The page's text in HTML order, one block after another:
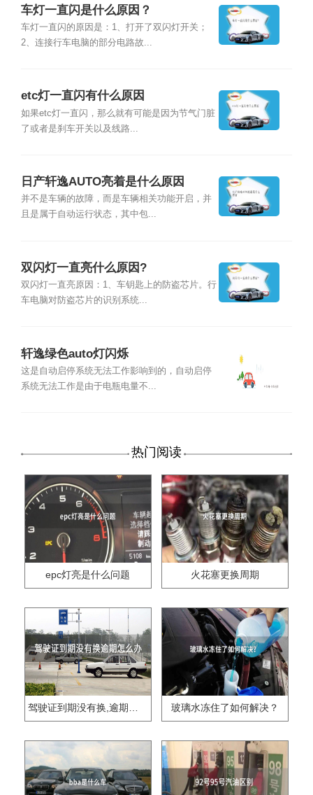
车灯一直闪是什么原因？
车灯一直闪的原因是：1、打开了双闪灯开关；
2、连接行车电脑的部分电路故...
etc灯一直闪有什么原因
如果etc灯一直闪，那么就有可能是因为节气门脏
了或者是刹车开关以及线路...
日产轩逸AUTO亮着是什么原因
并不是车辆的故障，而是车辆相关功能开启，并
且是属于自动运行状态，其中包...
双闪灯一直亮什么原因?
双闪灯一直亮原因：1、车钥匙上的防盗芯片。行
车电脑对防盗芯片的识别系统...
轩逸绿色auto灯闪烁
这是自动启停系统无法工作影响到的，自动启停
系统无法工作是由于电瓶电量不...
热门阅读
epc灯亮是什么问题 火花塞更换周期
驾驶证到期没有换,逾期怎么办?? 玻璃水冻住了如何解决？